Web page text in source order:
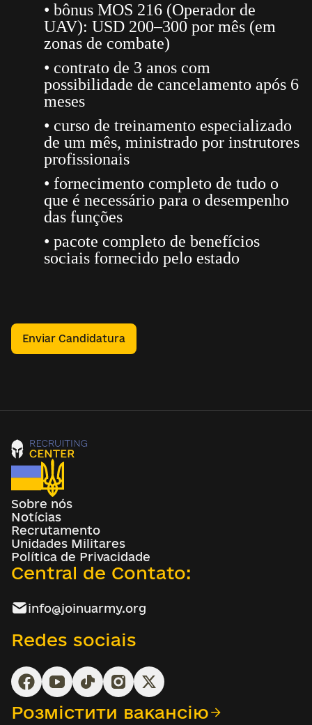
• bônus MOS 216 (Operador de
UAV): USD 200–300 por mês (em
zonas de combate)
• contrato de 3 anos com
possibilidade de cancelamento após 6
meses
• curso de treinamento especializado
de um mês, ministrado por instrutores
profissionais
• fornecimento completo de tudo o
que é necessário para o desempenho
das funções
• pacote completo de benefícios
sociais fornecido pelo estado
Enviar Candidatura
Sobre nós
Notícias
Recrutamento
Unidades Militares
Política de Privacidade
Central de Contato:
info@joinuarmy.org
Redes sociais
Розмістити вакансію